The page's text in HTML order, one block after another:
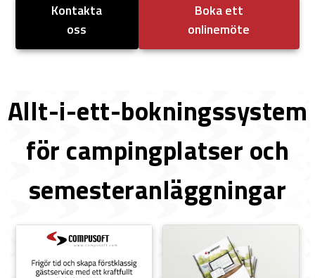
Kontakta
oss
Boka ett
onlinemöte
Allt-i-ett-bokningssystem
för campingplatser och
semesteranläggningar